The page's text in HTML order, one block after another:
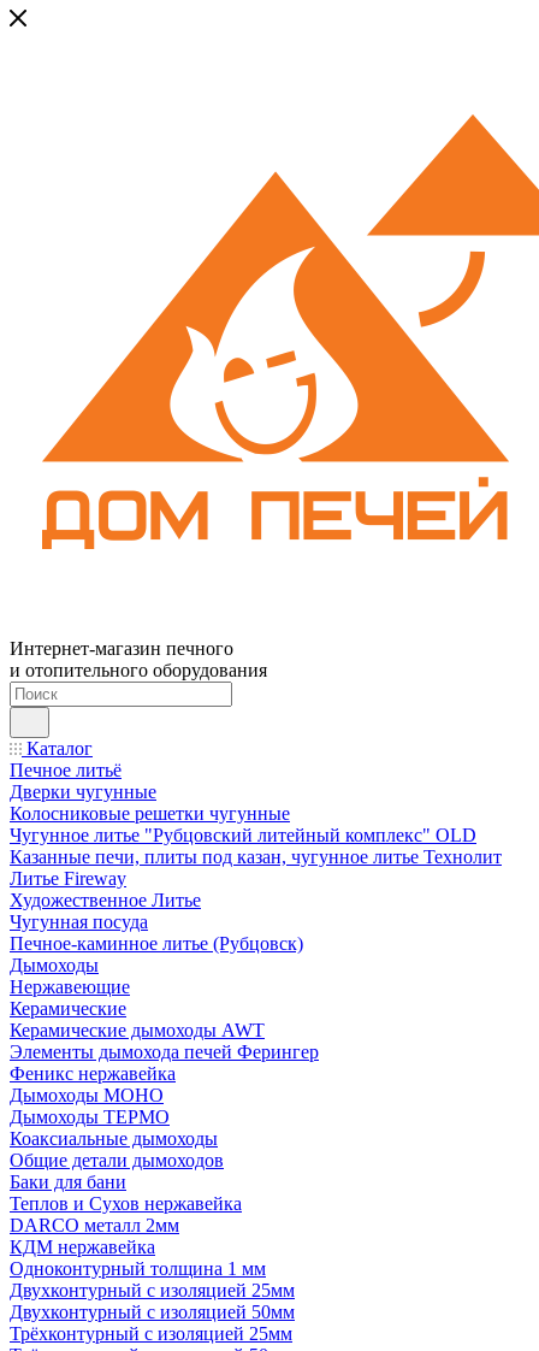
Интернет-магазин печного
и отопительного оборудования
Каталог
Печное литьё
Дверки чугунные
Колосниковые решетки чугунные
Чугунное литье "Рубцовский литейный комплекс" OLD
Казанные печи, плиты под казан, чугунное литье Технолит
Литье Fireway
Художественное Литье
Чугунная посуда
Печное-каминное литье (Рубцовск)
Дымоходы
Нержавеющие
Керамические
Керамические дымоходы AWT
Элементы дымохода печей Ферингер
Феникс нержавейка
Дымоходы МОНО
Дымоходы ТЕРМО
Коаксиальные дымоходы
Общие детали дымоходов
Баки для бани
Теплов и Сухов нержавейка
DARCO металл 2мм
КДМ нержавейка
Одноконтурный толщина 1 мм
Двухконтурный с изоляцией 25мм
Двухконтурный с изоляцией 50мм
Трёхконтурный с изоляцией 25мм